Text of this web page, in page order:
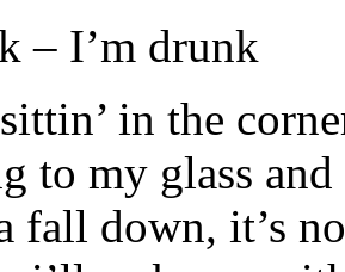
– I’m drunk
in the
to my glass
fall down, it’s